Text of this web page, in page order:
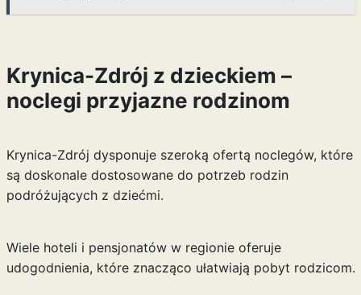
Krynica-Zdrój z dzieckiem –
noclegi przyjazne rodzinom
Krynica-Zdrój dysponuje szeroką ofertą noclegów, które
są doskonale dostosowane do potrzeb rodzin
podróżujących z dziećmi.
Wiele hoteli i pensjonatów w regionie oferuje
udogodnienia, które znacząco ułatwiają pobyt rodzicom.